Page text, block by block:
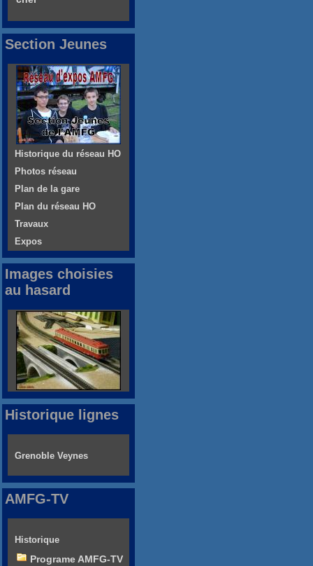
Section Jeunes
Historique du réseau HO
Photos réseau
Plan de la gare
Plan du réseau HO
Travaux
Expos
Images choisies
au hasard
Historique lignes
Grenoble Veynes
AMFG-TV
Historique
Programe AMFG-TV